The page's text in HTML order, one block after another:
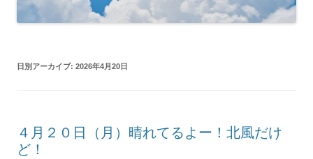
日別アーカイブ: 2026年4月20日
４月２０日（月）晴れてるよー！北風だけ
ど！